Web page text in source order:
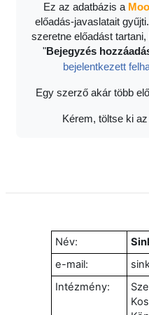
Ez az adatbázis a
előadás-javaslatait
szeretne előadást
"Bejegyzés
bejelentkezett
Egy szerző akár több
Kérem, töltse ki
Név:
e-mail:
Intézmény: